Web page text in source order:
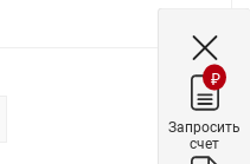
₽
Запросить
счет